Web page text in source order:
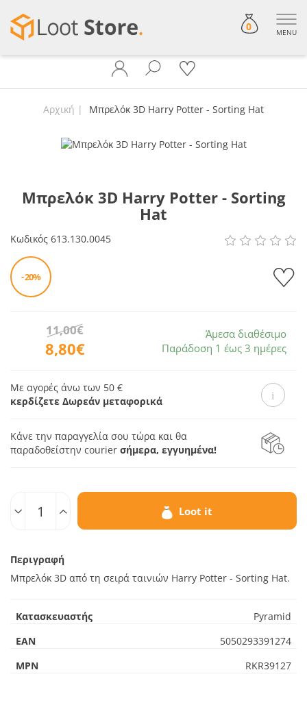
0 MENU
Αρχική Μπρελόκ 3D Harry Potter - Sorting Hat
Μπρελόκ 3D Harry Potter - Sorting
Hat
Κωδικός 613.130.0045
- 20%
8,80€
11,00€
Άμεσα διαθέσιμο
Παράδοση 1 έως 3 ημέρες
Με αγορές άνω των 50 €
κερδίζετε Δωρεάν μεταφορικά
Κάνε την παραγγελία σου τώρα και θα
παραδοθείστην courier σήμερα, εγγυημένα!
Loot it
Περιγραφή
Μπρελόκ 3D από τη σειρά ταινιών Harry Potter - Sorting Hat.
Κατασκευαστής
Pyramid
EAN
5050293391274
MPN
RKR39127